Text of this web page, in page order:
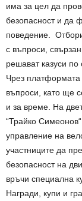
има за цел да
безопасност и да
поведение.
с въпроси,
решават казуси
Чрез платформата
въпроси, като ще
и за време. На
“Трайко
управление на
участниците да
безопасност на
връчи специална
Награди, купи и